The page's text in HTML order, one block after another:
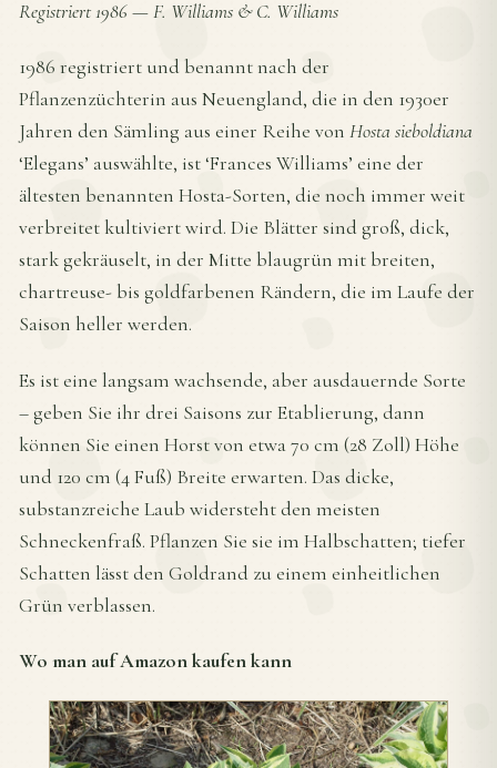
Registriert 1986—F. Williams & C. Williams
1986 registriert und benannt nach der
Pflanzenzüchterin aus Neuengland, die in den 1930er
Jahren den Sämling aus einer Reihe von Hosta sieboldiana
‘Elegans’ auswählte, ist ‘Frances Williams’ eine der
ältesten benannten Hosta-Sorten, die noch immer weit
verbreitet kultiviert wird. Die Blätter sind groß, dick,
stark gekräuselt, in der Mitte blaugrün mit breiten,
chartreuse- bis goldfarbenen Rändern, die im Laufe der
Saison heller werden.
Es ist eine langsam wachsende, aber ausdauernde Sorte
– geben Sie ihr drei Saisons zur Etablierung, dann
können Sie einen Horst von etwa 70 cm (28 Zoll) Höhe
und 120 cm (4 Fuß) Breite erwarten. Das dicke,
substanzreiche Laub widersteht den meisten
Schneckenfraß. Pflanzen Sie sie im Halbschatten; tiefer
Schatten lässt den Goldrand zu einem einheitlichen
Grün verblassen.
Wo man auf Amazon kaufen kann